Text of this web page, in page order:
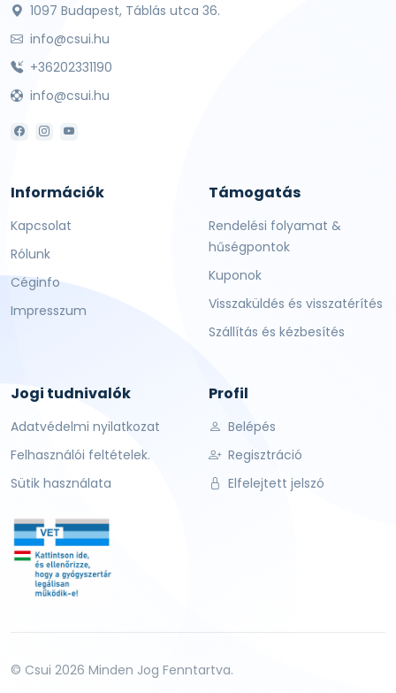
1097 Budapest, Táblás utca 36.
info@csui.hu
+36202331190
info@csui.hu
Információk
Kapcsolat
Rólunk
Céginfo
Impresszum
Támogatás
Rendelési folyamat &
hűségpontok
Kuponok
Visszaküldés és visszatérítés
Szállítás és kézbesítés
Jogi tudnivalók
Adatvédelmi nyilatkozat
Felhasználói feltételek.
Sütik használata
Profil
Belépés
Regisztráció
Elfelejtett jelszó
© Csui 2026 Minden Jog Fenntartva.